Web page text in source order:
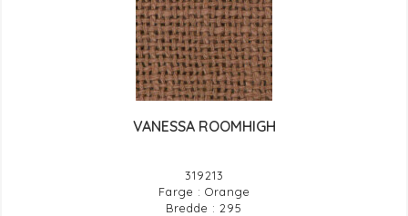
VANESSA ROOMHIGH
319213
Farge : Orange
Bredde : 295